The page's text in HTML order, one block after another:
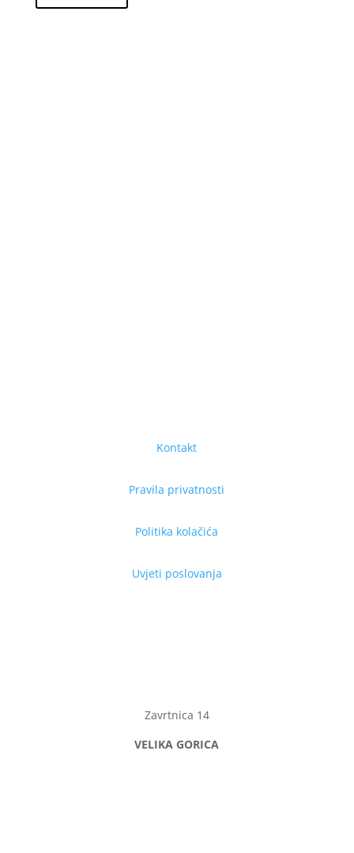
Kontakt
Pravila privatnosti
Politika kolačića
Uvjeti poslovanja
Zavrtnica 14
VELIKA GORICA